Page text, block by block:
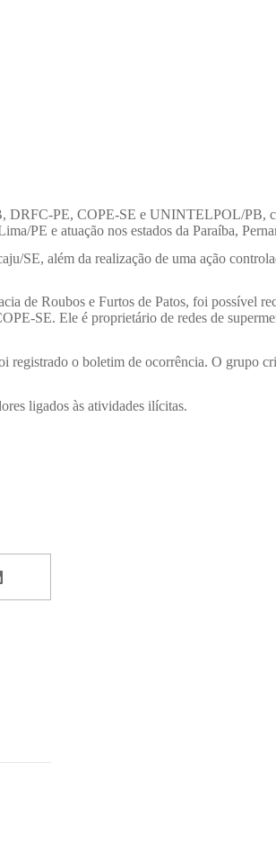
PE, COPE-SE e UNINTELPOL/PB,
PE e atuação nos estados da Paraíba,
SE, além da realização de uma ação
de Roubos e Furtos de Patos, foi possível
SE. Ele é proprietário de redes de
o boletim de ocorrência. O grupo
ligados às atividades ilícitas.